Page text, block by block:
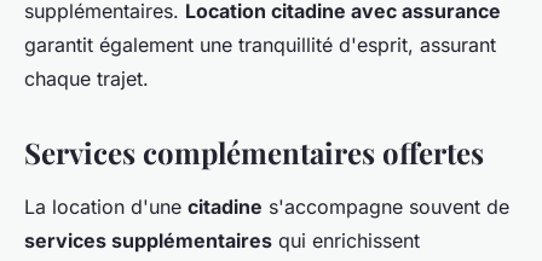
supplémentaires. Location citadine avec assurance
garantit également une tranquillité d'esprit, assurant
chaque trajet.
Services complémentaires offertes
La location d'une citadine s'accompagne souvent de
services supplémentaires qui enrichissent